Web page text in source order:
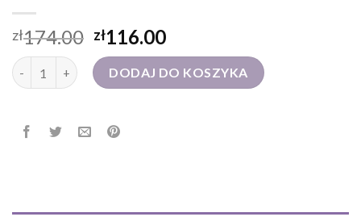
zł174.00 zł116.00
ilość torba sportowa męskaDODAJ DO KOSZYKA